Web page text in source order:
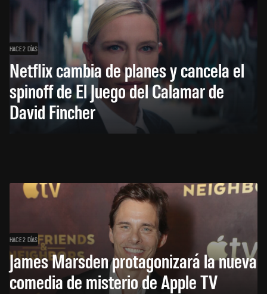
HACE 2 DÍAS
Netflix cambia de planes y cancela el
spinoff de El Juego del Calamar de
David Fincher
HACE 2 DÍAS
James Marsden protagonizará la nueva
comedia de misterio de Apple TV